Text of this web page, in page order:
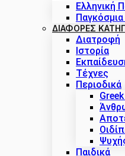
Ελληνική
ΔΙΑΦΟΡΕΣ
Διατροφή
Ιστορία
Τέχνες
Περιοδικά
Παιδικά